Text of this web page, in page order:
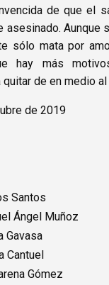
de que el
asesinado. Aunque
sólo mata por
hay más
de en medio
de 2019
Santos
Ángel Muñoz
Gavasa
Cantuel
Gómez